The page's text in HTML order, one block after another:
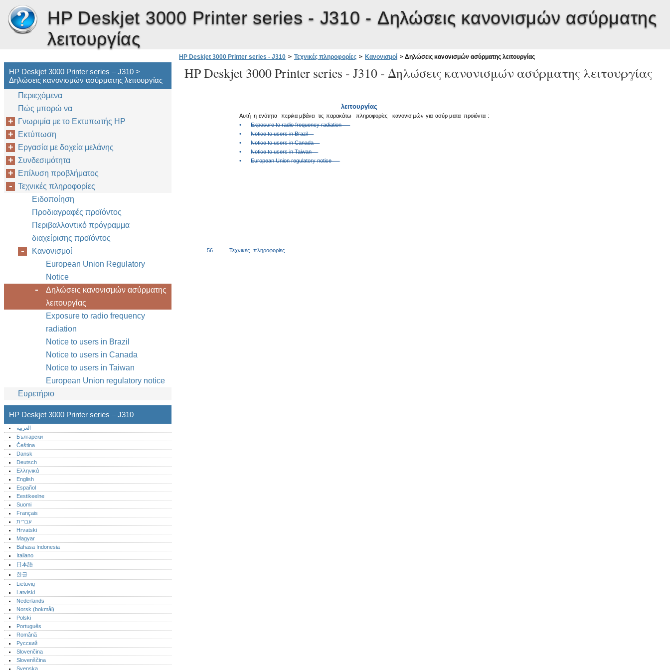
HP Deskjet 3000 Printer series - J310 - Δηλώσεις κανονισμών ασύρματης
λειτουργίας
HP Deskjet 3000 Printer series - J310 > Τεχνικές πληροφορίες > Κανονισμοί > Δηλώσεις κανονισμών ασύρματης λειτουργίας
HP Deskjet 3000 Printer series - J310 - Δηλώσεις κανονισμών ασύρματης λειτουργίας
λειτουργίας
Αυτή η ενότητα περιλα µβάνει τις παρακάτω πληροφορίες κανονισµών για ασύρ µατα προϊόντα :
•
Exposure to radio frequency radiation
•
Notice to users in Brazil
•
Notice to users in Canada
•
Notice to users in Taiwan
•
European Union regulatory notice
56 Τεχνικές πληροφορίες
HP Deskjet 3000 Printer series – J310 >
Δηλώσεις κανονισμών ασύρματης λειτουργίας
Περιεχόμενα
Πώς μπορώ να
Γνωριμία με το Εκτυπωτής HP
Εκτύπωση
Εργασία με δοχεία μελάνης
Συνδεσιμότητα
Επίλυση προβλήματος
Τεχνικές πληροφορίες
Ειδοποίηση
Προδιαγραφές προϊόντος
Περιβαλλοντικό πρόγραμμα
διαχείρισης προϊόντος
Κανονισμοί
European Union Regulatory
Notice
Δηλώσεις κανονισμών ασύρματης
λειτουργίας
Exposure to radio frequency
radiation
Notice to users in Brazil
Notice to users in Canada
Notice to users in Taiwan
European Union regulatory notice
Ευρετήριο
HP Deskjet 3000 Printer series – J310
العربية
Български
Čeština
Dansk
Deutsch
Ελληνικά
English
Español
Eestikeelne
Suomi
Français
עברית
Hrvatski
Magyar
Bahasa Indonesia
Italiano
日本語
한글
Lietuvių
Latviski
Nederlands
Norsk (bokmål)‎
Polski
Português‎
Română
Русский
Slovenčina
Slovenščina
Svenska